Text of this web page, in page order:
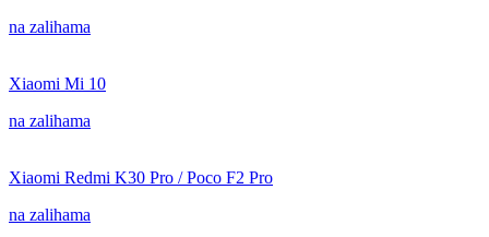
na zalihama
Xiaomi Mi 10
na zalihama
Xiaomi Redmi K30 Pro / Poco F2 Pro
na zalihama